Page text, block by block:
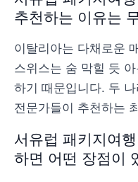
추천하는 이유는
이탈리아는 다채로운
스위스는 숨 막힐 듯
하기 때문입니다. 두
전문가들이 추천하는
서유럽 패키지여
하면 어떤 장점이